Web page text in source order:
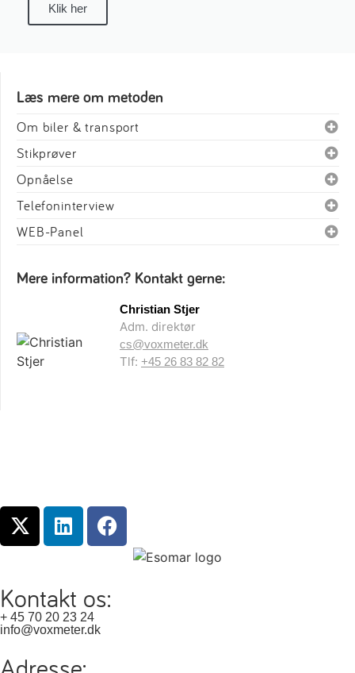
Klik her
Læs mere om metoden
Om biler & transport
Stikprøver
Opnåelse
Telefoninterview
WEB-Panel
Mere information? Kontakt gerne:
Christian Stjer
Adm. direktør
cs@voxmeter.dk
Tlf: +45 26 83 82 82
Kontakt os:
+ 45 70 20 23 24
info@voxmeter.dk